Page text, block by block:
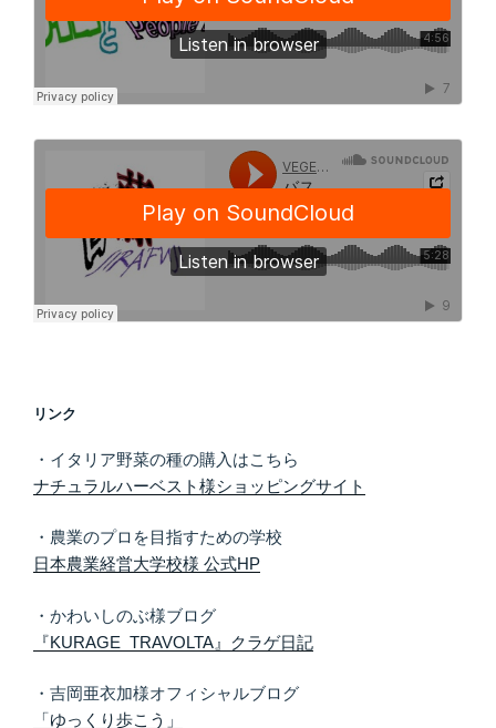
リンク
・イタリア野菜の種の購入はこちら
ナチュラルハーベスト様ショッピングサイト
・農業のプロを目指すための学校
日本農業経営大学校様 公式HP
・かわいしのぶ様ブログ
『KURAGE TRAVOLTA』クラゲ日記
・吉岡亜衣加様オフィシャルブログ
「ゆっくり歩こう」